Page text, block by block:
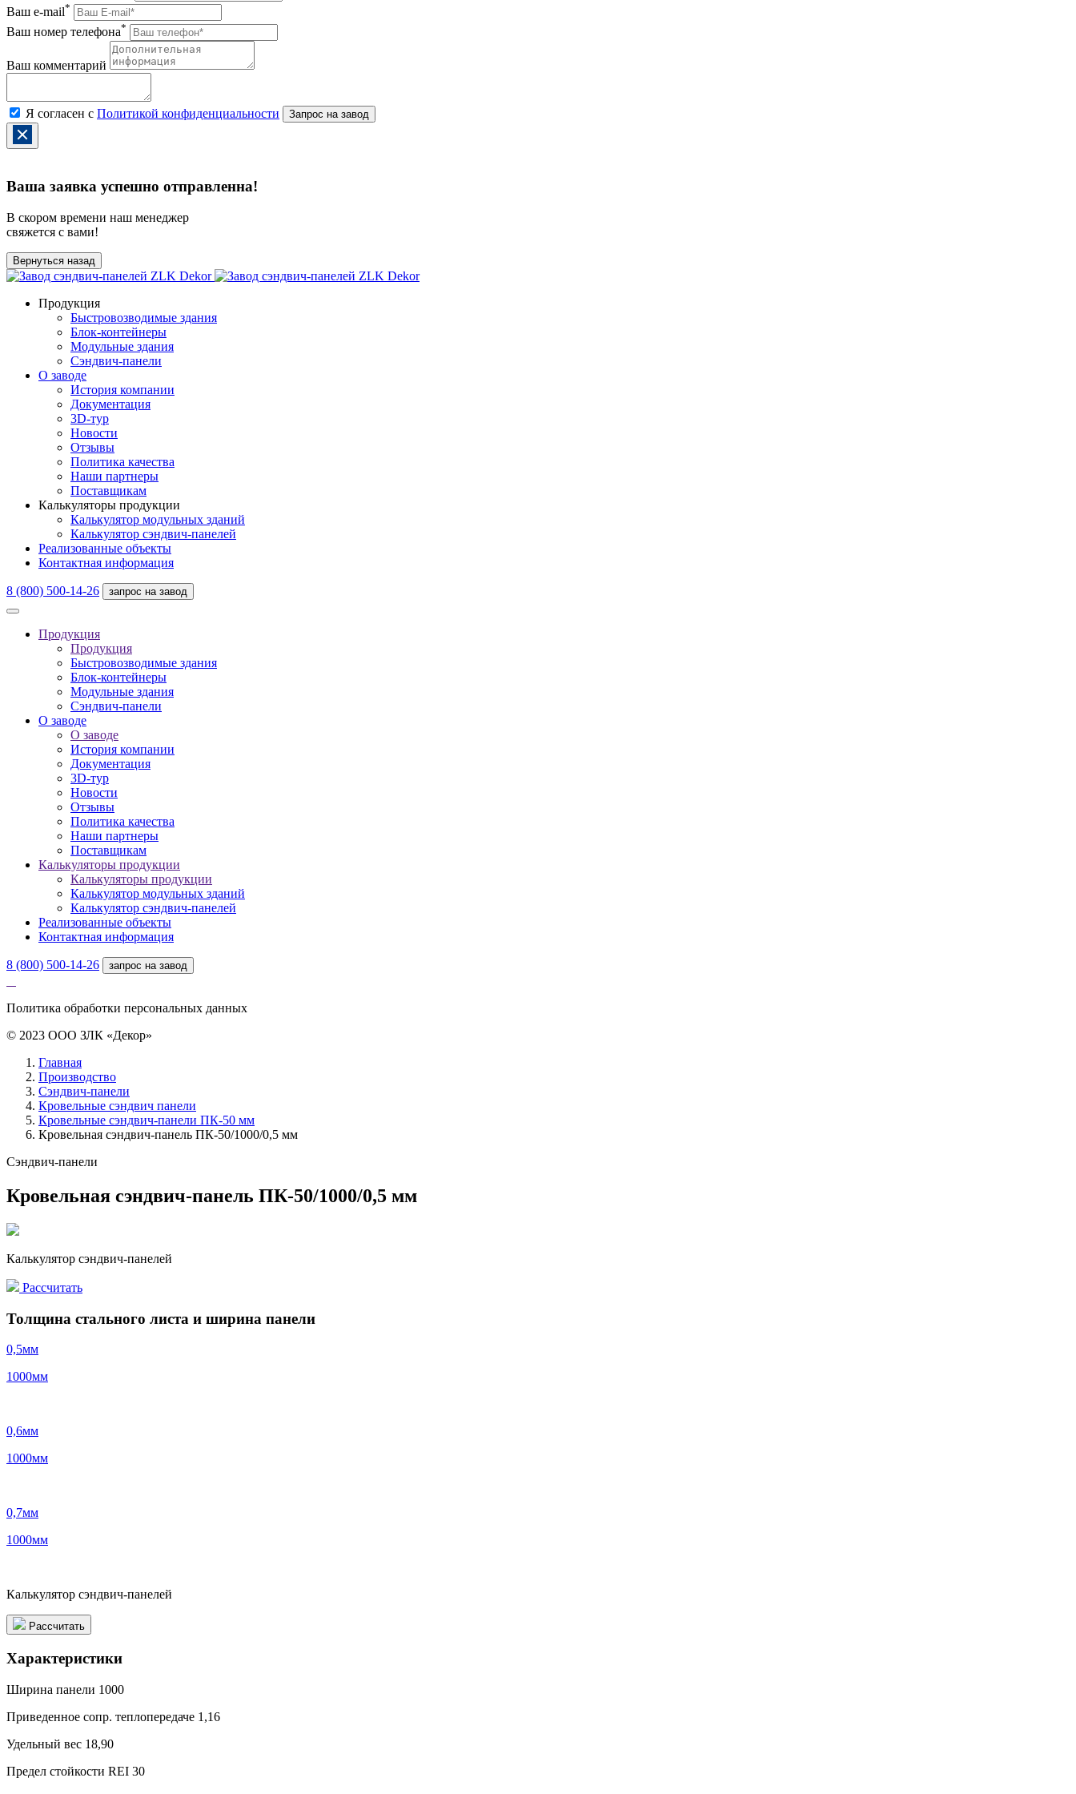
Ваш e-mail*
Ваш номер телефона*
Ваш комментарий
Я согласен с Политикой конфиденциальности
Ваша заявка успешно отправленна!
В скором времени наш менеджер
свяжется с вами!
Вернуться назад
Продукция
Быстровозводимые здания
Блок-контейнеры
Модульные здания
Сэндвич-панели
О заводе
История компании
Документация
3D-тур
Новости
Отзывы
Политика качества
Наши партнеры
Поставщикам
Калькуляторы продукции
Калькулятор модульных зданий
Калькулятор сэндвич-панелей
Реализованные объекты
Контактная информация
8 (800) 500-14-26 запрос на завод
Продукция
Продукция
Быстровозводимые здания
Блок-контейнеры
Модульные здания
Сэндвич-панели
О заводе
О заводе
История компании
Документация
3D-тур
Новости
Отзывы
Политика качества
Наши партнеры
Поставщикам
Калькуляторы продукции
Калькуляторы продукции
Калькулятор модульных зданий
Калькулятор сэндвич-панелей
Реализованные объекты
Контактная информация
8 (800) 500-14-26 запрос на завод
Политика обработки персональных данных
© 2023 ООО ЗЛК «Декор»
Главная
Производство
Сэндвич-панели
Кровельные сэндвич панели
Кровельные сэндвич-панели ПК-50 мм
Кровельная сэндвич-панель ПК-50/1000/0,5 мм
Сэндвич-панели
Кровельная сэндвич-панель ПК-50/1000/0,5 мм
Калькулятор сэндвич-панелей
Рассчитать
Толщина стального листа и ширина панели
0,5мм
1000мм
0,6мм
1000мм
0,7мм
1000мм
Калькулятор сэндвич-панелей
Рассчитать
Характеристики
Ширина панели 1000
Приведенное сопр. теплопередаче 1,16
Удельный вес 18,90
Предел стойкости REI 30